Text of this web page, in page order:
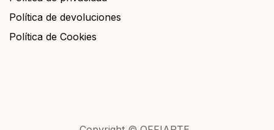
Política de devoluciones
Política de Cookies